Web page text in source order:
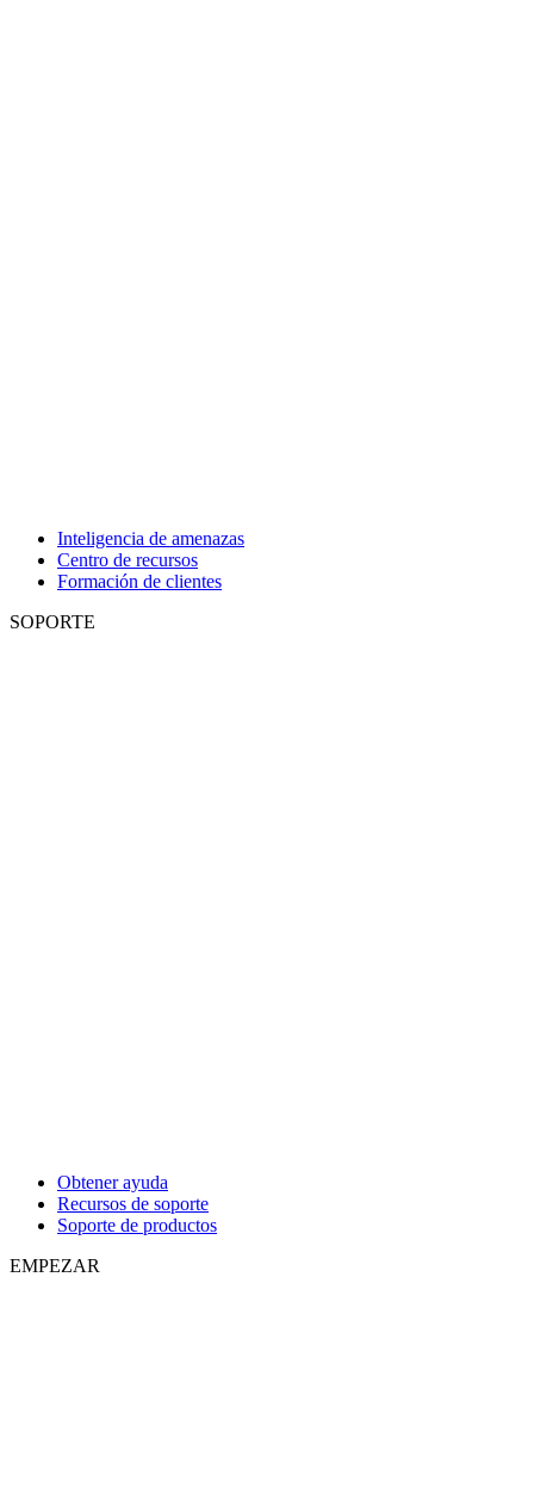
Inteligencia de amenazas
Centro de recursos
Formación de clientes
SOPORTE
Obtener ayuda
Recursos de soporte
Soporte de productos
EMPEZAR